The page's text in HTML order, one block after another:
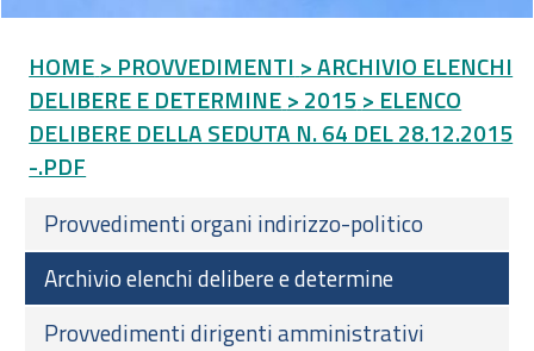
HOME > PROVVEDIMENTI > ARCHIVIO ELENCHI
DELIBERE E DETERMINE > 2015 > ELENCO
DELIBERE DELLA SEDUTA N. 64 DEL 28.12.2015
-.PDF
Provvedimenti organi indirizzo-politico
Archivio elenchi delibere e determine
Provvedimenti dirigenti amministrativi